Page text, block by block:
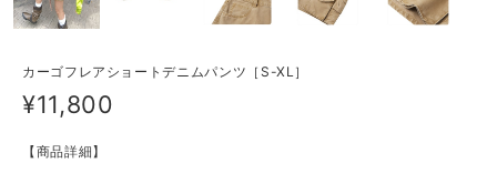
カーゴフレアショートデニムパンツ［S-XL］
¥11,800
【商品詳細】